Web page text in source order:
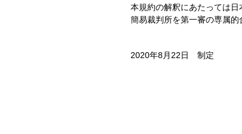
本規約の解釈にあたっては
簡易裁判所を第一審の専属的
2020年8月22日 制定